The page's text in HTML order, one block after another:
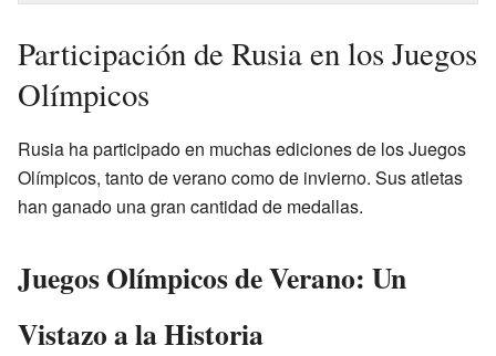
Participación de Rusia en los Juegos
Olímpicos
Rusia ha participado en muchas ediciones de los Juegos
Olímpicos, tanto de verano como de invierno. Sus atletas
han ganado una gran cantidad de medallas.
Juegos Olímpicos de Verano: Un
Vistazo a la Historia